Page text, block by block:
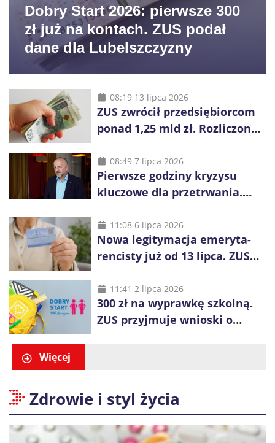
Dobry Start 2026: pierwsze 300
zł już na kontach. ZUS podał
dane dla Lubelszczyzny
08:19 13 lipca 2026
ZUS zwrócił przedsiębiorcom
ponad 1,25 mld zł. Rozliczono
08:49 7 lipca 2026
Pierwsze godziny kryzysu
kluczowe dla przetrwania.
wszystkich od razu
11:08 6 lipca 2026
Nowa legitymacja emeryta-
rencisty już od 13 lipca. ZUS
11:41 2 lipca 2026
300 zł na wyprawkę szkolną.
ZUS przyjmuje wnioski o
Więcej
Zdrowie i styl życia